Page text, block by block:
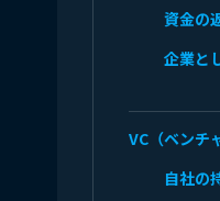
資金の
企業と
VC（ベンチ
自社の